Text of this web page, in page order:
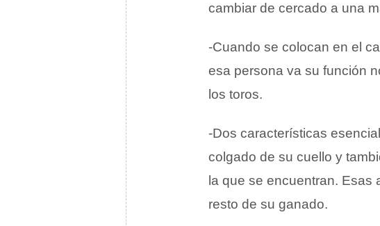
cambiar de cercado a una
-Cuando se colocan en el
esa persona va su función
los toros.
-Dos características
colgado de su cuello y
la que se encuentran. Esas
resto de su ganado.